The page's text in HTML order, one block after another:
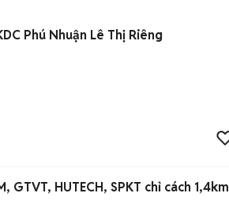
Phú Nhuận Lê Thị Riêng
GTVT, HUTECH, SPKT chỉ cách 1,4km